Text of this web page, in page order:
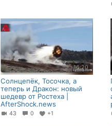
16:20
Солнцепёк, Тосочка, а
теперь и Дракон: новый
шедевр от Ростеха |
AfterShock.news
43 0 +1